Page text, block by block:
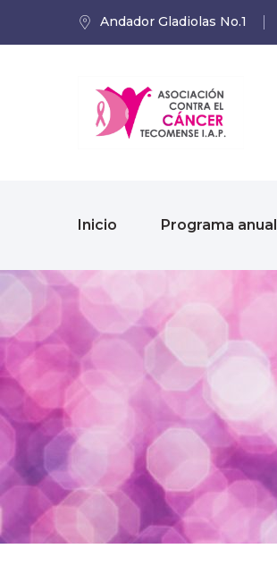
Andador Gladiolas No.1
Inicio Programa anual